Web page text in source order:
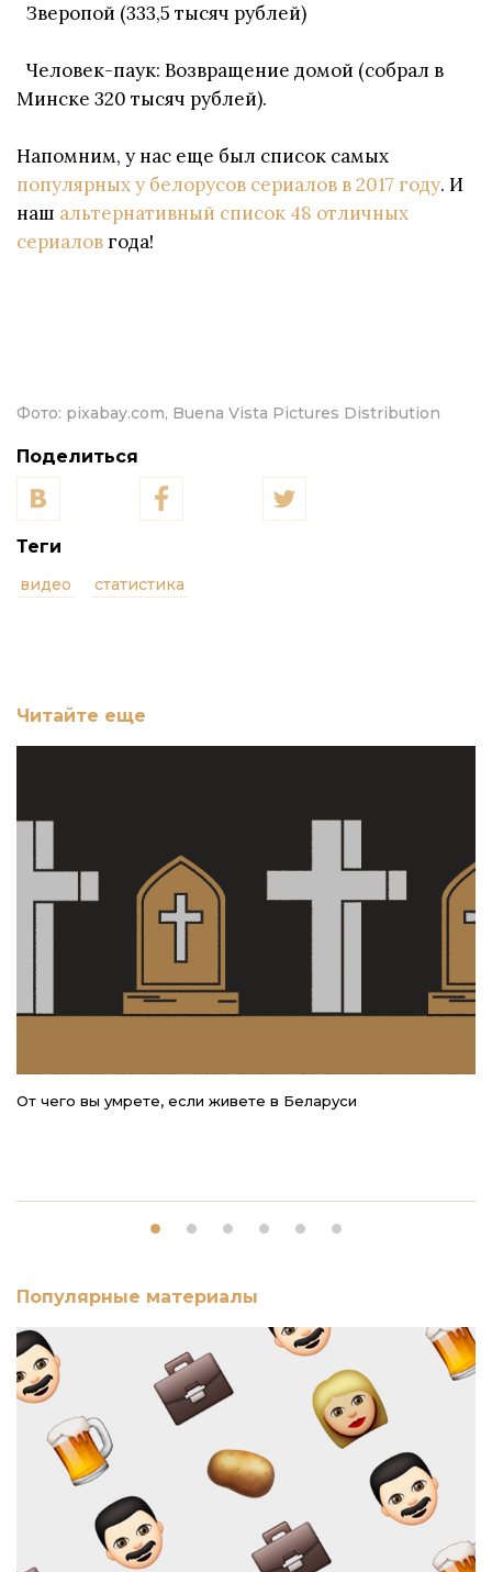
Зверопой (333,5 тысяч рублей)
Человек-паук: Возвращение домой (собрал в
Минске 320 тысяч рублей).
Напомним, у нас еще был список самых
популярных у белорусов сериалов в 2017 году. И
наш альтернативный список 48 отличных
сериалов года!
Фото: pixabay.com, Buena Vista Pictures Distribution
Поделиться
Теги
видео статистика
Читайте еще
От чего вы умрете, если живете в Беларуси
Популярные материалы